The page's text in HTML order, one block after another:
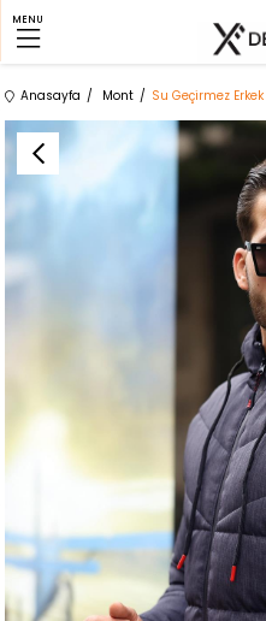
MENU
Anasayfa Mont Su Geçirmez